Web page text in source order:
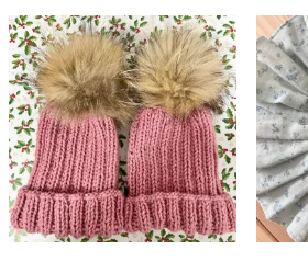
opciones
se
pueden
elegir
en
la
página
de